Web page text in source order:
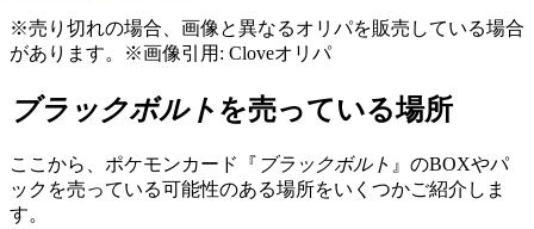
※売り切れの場合、画像と異なるオリパを販売している場合
があります。※画像引用: Cloveオリパ
ブラックボルト を売っている場所
ここから、ポケモンカード『 ブラックボルト 』のBOXやパ
ックを売っている可能性のある場所をいくつかご紹介しま
す。